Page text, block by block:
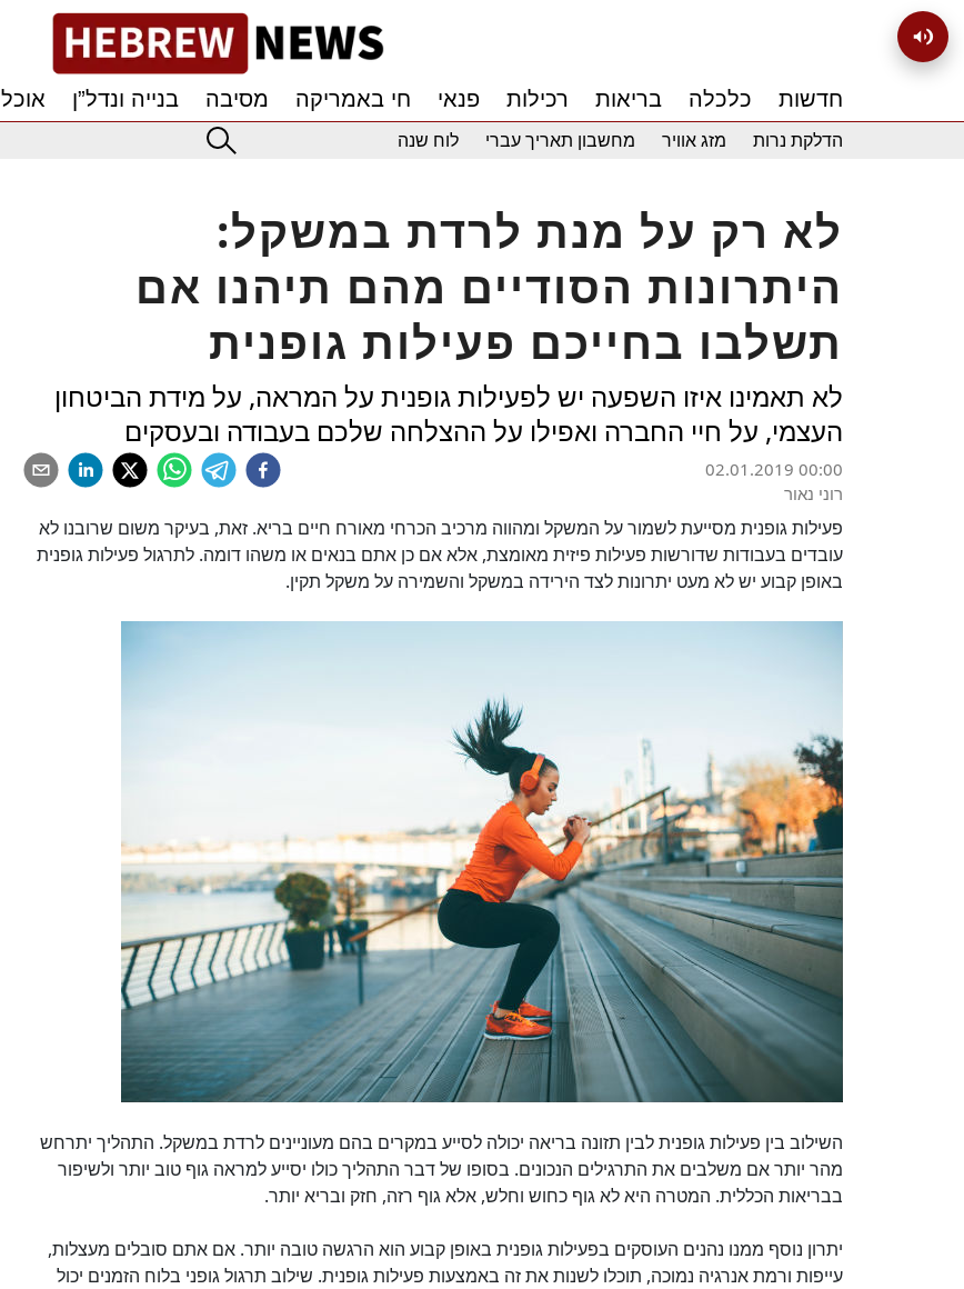
חדשות כלכלה בריאות רכילות פנאי חי באמריקה מסיבה בנייה ונדל”ן
אוכל
הדלקת נרות מזג אוויר מחשבון תאריך עברי לוח שנה
לא רק על מנת לרדת במשקל:
היתרונות הסודיים מהם תיהנו אם
תשלבו בחייכם פעילות גופנית
לא תאמינו איזו השפעה יש לפעילות גופנית על המראה, על מידת הביטחון
העצמי, על חיי החברה ואפילו על ההצלחה שלכם בעבודה ובעסקים
02.01.2019 00:00
רוני נאור
פעילות גופנית מסייעת לשמור על המשקל ומהווה מרכיב הכרחי מאורח חיים בריא. זאת, בעיקר משום שרובנו לא
עובדים בעבודות שדורשות פעילות פיזית מאומצת, אלא אם כן אתם בנאים או משהו דומה. לתרגול פעילות גופנית
באופן קבוע יש לא מעט יתרונות לצד הירידה במשקל והשמירה על משקל תקין.
השילוב בין פעילות גופנית לבין תזונה בריאה יכולה לסייע במקרים בהם מעוניינים לרדת במשקל. התהליך יתרחש
מהר יותר אם משלבים את התרגילים הנכונים. בסופו של דבר התהליך כולו יסייע למראה גוף טוב יותר ולשיפור
בבריאות הכללית. המטרה היא לא גוף כחוש וחלש, אלא גוף רזה, חזק ובריא יותר.
יתרון נוסף ממנו נהנים העוסקים בפעילות גופנית באופן קבוע הוא הרגשה טובה יותר. אם אתם סובלים מעצלות,
עייפות ורמת אנרגיה נמוכה, תוכלו לשנות את זה באמצעות פעילות גופנית. שילוב תרגול גופני בלוח הזמנים יכול